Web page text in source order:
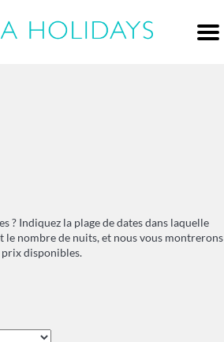
? Indiquez la plage de dates dans laquelle
le nombre de nuits, et nous vous montrerons
disponibles.